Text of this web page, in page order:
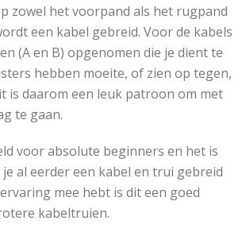
zowel het voorpand als het rugpand
een kabel gebreid. Voor de kabels
(A en B) opgenomen die je dient te
hebben moeite, of zien op tegen,
is daarom een leuk patroon om met
te gaan.
voor absolute beginners en het is
al eerder een kabel en trui gebreid
mee hebt is dit een goed
kabeltruien.